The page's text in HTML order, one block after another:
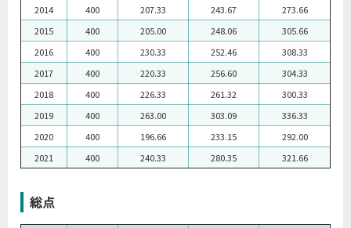
2014 400 207.33 243.67
273.66
2015
400 205.00 248.06
305.66
2016
400 230.33 252.46
308.33
2017
400 220.33 256.60
304.33
2018
400 226.33 261.32
300.33
2019
400 263.00 303.09
336.33
2020
400 196.66 233.15
292.00
2021
400 240.33 280.35 321.66
総点